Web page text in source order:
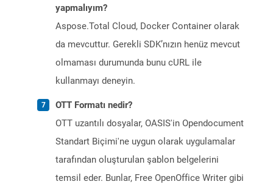
yapmalıyım?
Aspose.Total Cloud, Docker Container olarak
da mevcuttur. Gerekli SDK’nızın henüz mevcut
olmaması durumunda bunu cURL ile
kullanmayı deneyin.
OTT Formatı nedir?
OTT uzantılı dosyalar, OASIS'in Opendocument
Standart Biçimi'ne uygun olarak uygulamalar
tarafından oluşturulan şablon belgelerini
temsil eder. Bunlar, Free OpenOffice Writer gibi